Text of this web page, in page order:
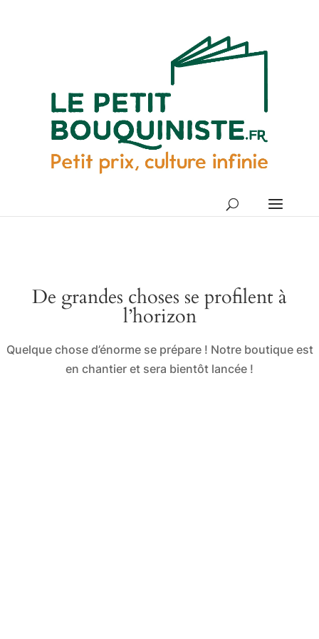
De grandes choses se profilent à
l’horizon
Quelque chose d’énorme se prépare ! Notre boutique est
en chantier et sera bientôt lancée !